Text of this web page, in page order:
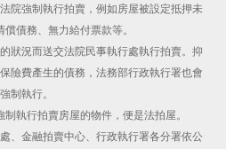
院強制執行拍賣，例如房屋被設定抵押未
債務、無力給付票款等。
狀況而送交法院民事執行處執行拍賣。抑
險費產生的債務，法務部行政執行署也會
強制執行。
執行拍賣房屋的物件，便是法拍屋。
、金融拍賣中心、行政執行署各分署依公